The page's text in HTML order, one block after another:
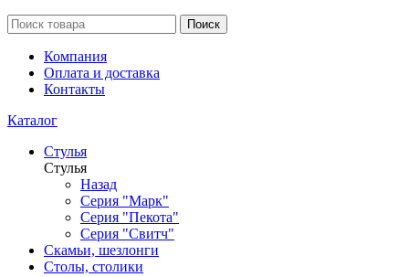
Поиск
Компания
Оплата и доставка
Контакты
Каталог
Стулья
Стулья
Назад
Серия "Марк"
Серия "Пекота"
Серия "Свитч"
Скамьи, шезлонги
Столы, столики